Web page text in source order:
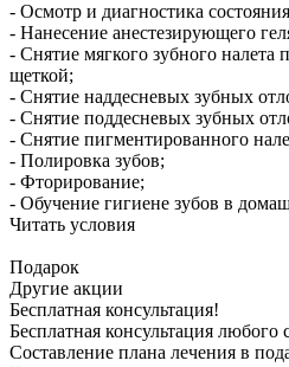
- Осмотр и диагностика
- Нанесение анестезирующего
- Снятие мягкого зубного налета
щеткой;
- Снятие наддесневых зубных
- Снятие поддесневых зубных
- Снятие пигментированного
- Полировка зубов;
- Фторирование;
- Обучение гигиене зубов в
Читать условия
Подарок
Другие акции
Бесплатная консультация!
Бесплатная консультация любого
Составление плана лечения в